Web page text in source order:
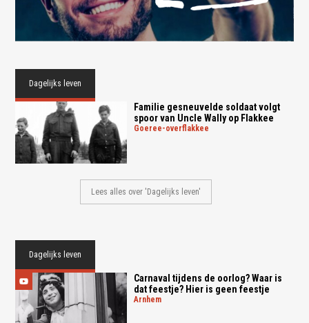
Dagelijks leven
Familie gesneuvelde soldaat volgt
spoor van Uncle Wally op Flakkee
goeree-overflakkee
Lees alles over 'Dagelijks leven'
Dagelijks leven
Carnaval tijdens de oorlog? Waar is
dat feestje? Hier is geen feestje
arnhem